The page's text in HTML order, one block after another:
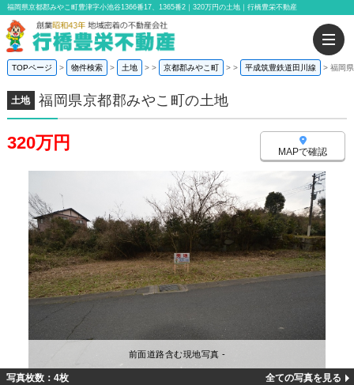
福岡県京都郡みやこ町豊津字小池谷1366番17、1365番2｜320万円の土地｜行橋豊栄不動産
TOPページ 物件検索 土地 > 京都郡みやこ町 > 平成筑豊鉄道田川線 福岡
土地 福岡県京都郡みやこ町の土地
320万円 MAPで確認
前面道路含む現地写真 -
写真枚数：4枚 全ての写真を見る